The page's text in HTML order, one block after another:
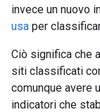
invece un nuovo
usa per
Ciò significa che
siti classificati
comunque avere
indicatori che